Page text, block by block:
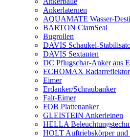
Ankerlaternen
AQUAMATE Wasser-
BARTON ClamSeal
Bugrollen
DAVIS Schaukel-
DAVIS Sextanten
DC Pflugschar-Anker aus
ECHOMAX
Eimer
Erdanker/Schraubanker
Falt-Eimer
FOB Plattenanker
GLEISTEIN Ankerleinen
HELLA
HOLT Auftriebskörper und